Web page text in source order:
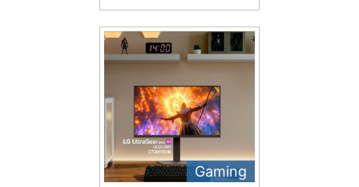
Gaming